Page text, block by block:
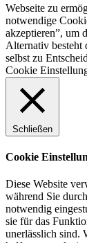
Webseite zu
notwendige
akzeptieren”, um
Alternativ
selbst zu
Cookie
Schließen
Cookie
Diese Website
während Sie
notwendig
sie für das
unerlässlich sind.